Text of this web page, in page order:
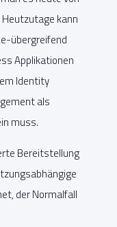
kann
übergreifend
Applikationen
Identity
als
muss.
Bereitstellung
der Normalfall